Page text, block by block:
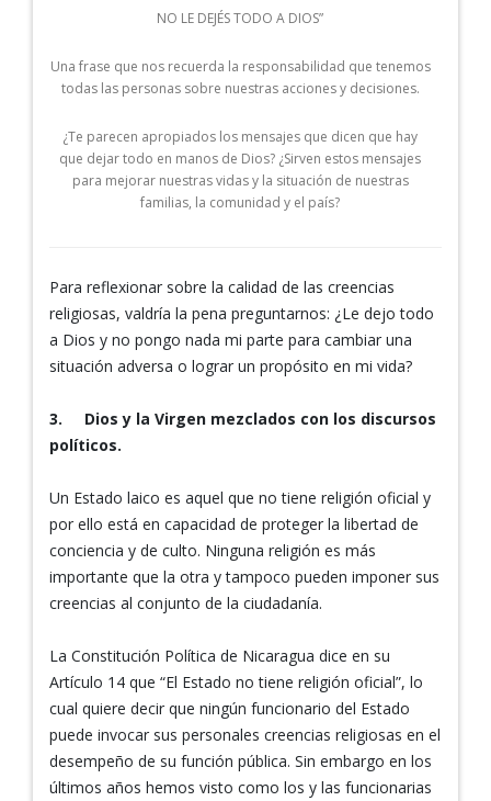
NO LE DEJÉS TODO A DIOS”
Una frase que nos recuerda la responsabilidad que tenemos
todas las personas sobre nuestras acciones y decisiones.
¿Te parecen apropiados los mensajes que dicen que hay
que dejar todo en manos de Dios? ¿Sirven estos mensajes
para mejorar nuestras vidas y la situación de nuestras
familias, la comunidad y el país?
Para reflexionar sobre la calidad de las creencias
religiosas, valdría la pena preguntarnos: ¿Le dejo todo
a Dios y no pongo nada mi parte para cambiar una
situación adversa o lograr un propósito en mi vida?
3. Dios y la Virgen mezclados con los discursos
políticos.
Un Estado laico es aquel que no tiene religión oficial y
por ello está en capacidad de proteger la libertad de
conciencia y de culto. Ninguna religión es más
importante que la otra y tampoco pueden imponer sus
creencias al conjunto de la ciudadanía.
La Constitución Política de Nicaragua dice en su
Artículo 14 que “El Estado no tiene religión oficial”, lo
cual quiere decir que ningún funcionario del Estado
puede invocar sus personales creencias religiosas en el
desempeño de su función pública. Sin embargo en los
últimos años hemos visto como los y las funcionarias